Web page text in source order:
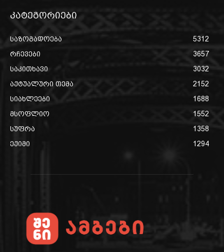
კატეგორიები
საზოგადოება
5312
რჩევები
3657
საკითხავი
3032
აქტუალური თემა
2152
სიახლეები
1688
მსოფლიო
1552
სუფრა
1358
ექიმი
1294